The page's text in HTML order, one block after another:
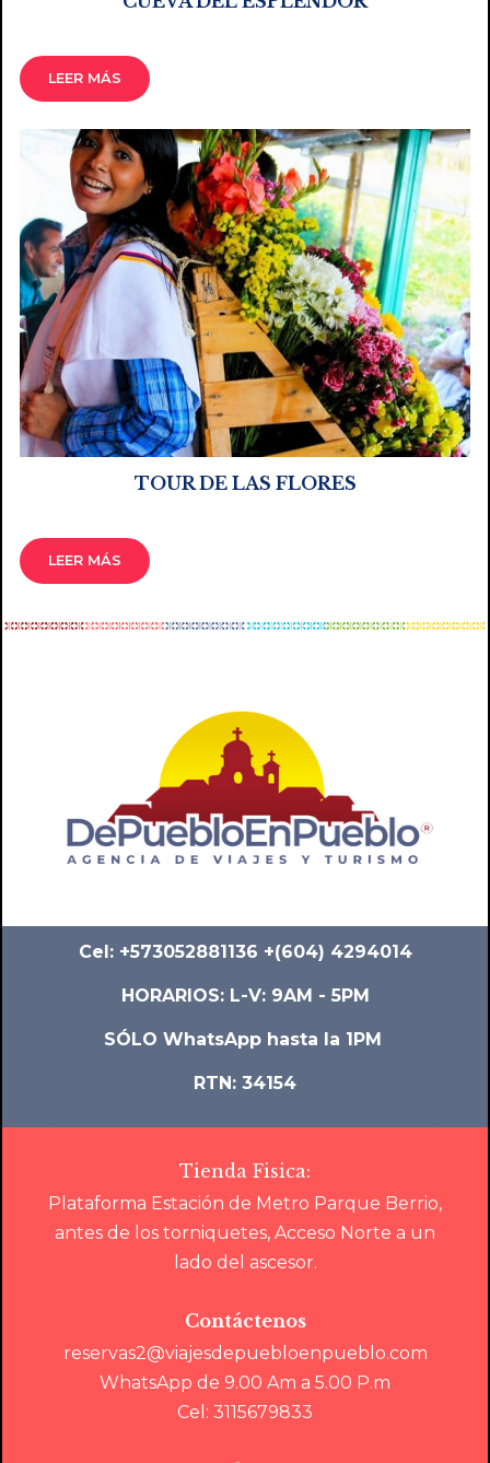
LEER MÁS
TOUR DE LAS FLORES
LEER MÁS
Cel: +573052881136 +(604) 4294014
HORARIOS: L-V: 9AM - 5PM
SÓLO WhatsApp hasta la 1PM
RTN: 34154
Tienda Fisica:
Plataforma Estación de Metro Parque Berrio,
antes de los torniquetes, Acceso Norte a un
lado del ascesor.
Contáctenos
reservas2@viajesdepuebloenpueblo.com
WhatsApp de 9.00 Am a 5.00 P.m
Cel: 3115679833